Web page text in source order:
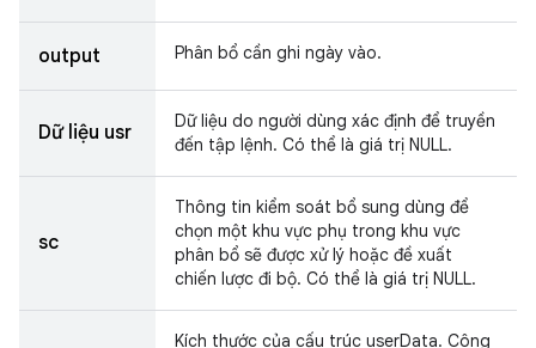
output Phân bổ cần ghi ngày vào.
Dữ liệu usr
Dữ liệu do người dùng xác định để truyền
đến tập lệnh. Có thể là giá trị NULL.
sc
Thông tin kiểm soát bổ sung dùng để
chọn một khu vực phụ trong khu vực
phân bổ sẽ được xử lý hoặc đề xuất
chiến lược đi bộ. Có thể là giá trị NULL.
Kích thước của cấu trúc userData. Công